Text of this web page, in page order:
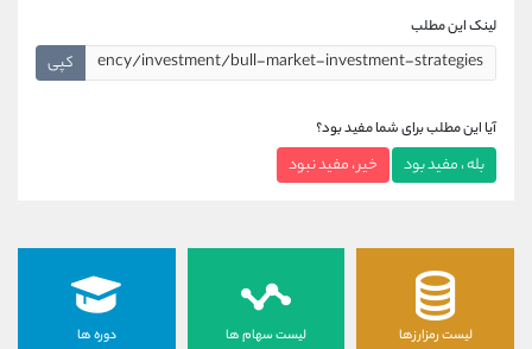
لینک این مطلب
کپی
آیا این مطلب برای شما مفید بود؟
بله ، مفید بود خیر ، مفید نبود
لیست رمزارزها لیست سهام ها دوره ها